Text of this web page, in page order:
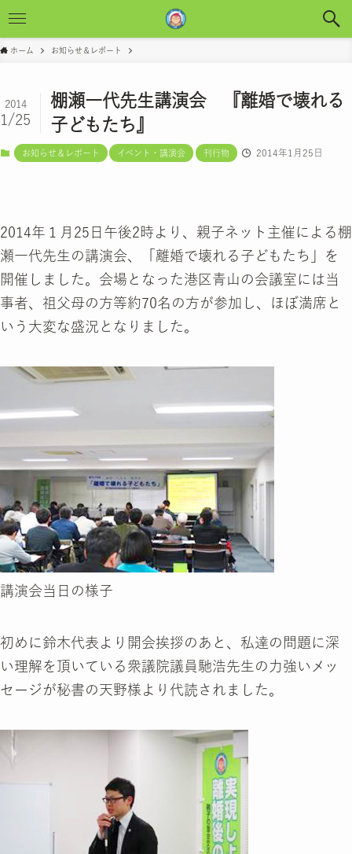
ホーム お知らせ＆レポート
棚瀬一代先生講演会 『離婚で壊れる
子どもたち』
2014
1/25
お知らせ＆レポート イベント・講演会 刊行物 2014年1月25日
2014年１月25日午後2時より、親子ネット主催による棚
瀬一代先生の講演会、「離婚で壊れる子どもたち」を
開催しました。会場となった港区青山の会議室には当
事者、祖父母の方等約70名の方が参加し、ほぼ満席と
いう大変な盛況となりました。
講演会当日の様子
初めに鈴木代表より開会挨拶のあと、私達の問題に深
い理解を頂いている衆議院議員馳浩先生の力強いメッ
セージが秘書の天野様より代読されました。